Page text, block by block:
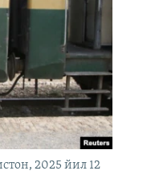
2025 йил 12